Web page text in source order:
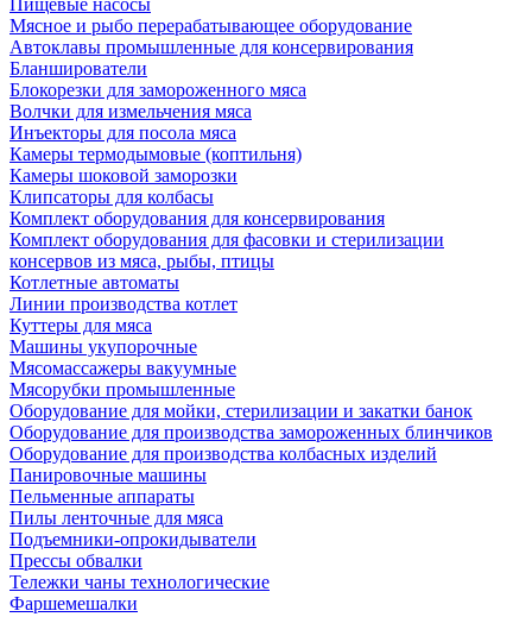
Пищевые насосы
Мясное и рыбо перерабатывающее оборудование
Автоклавы промышленные для консервирования
Бланширователи
Блокорезки для замороженного мяса
Волчки для измельчения мяса
Инъекторы для посола мяса
Камеры термодымовые (коптильня)
Камеры шоковой заморозки
Клипсаторы для колбасы
Комплект оборудования для консервирования
Комплект оборудования для фасовки и стерилизации
консервов из мяса, рыбы, птицы
Котлетные автоматы
Линии производства котлет
Куттеры для мяса
Машины укупорочные
Мясомассажеры вакуумные
Мясорубки промышленные
Оборудование для мойки, стерилизации и закатки банок
Оборудование для производства замороженных блинчиков
Оборудование для производства колбасных изделий
Панировочные машины
Пельменные аппараты
Пилы ленточные для мяса
Подъемники-опрокидыватели
Прессы обвалки
Тележки чаны технологические
Фаршемешалки